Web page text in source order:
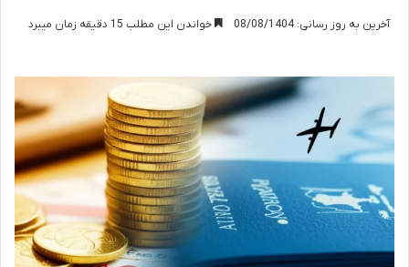
آخرین به روز رسانی: 08/08/1404 خواندن این مطلب 15 دقیقه زمان میبرد